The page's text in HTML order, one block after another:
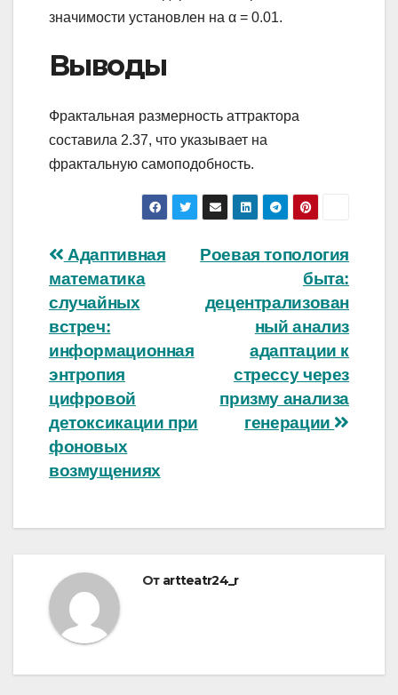
значимости установлен на α = 0.01.
Выводы
Фрактальная размерность аттрактора
составила 2.37, что указывает на
фрактальную самоподобность.
Навигация
по
записям
Роевая топология
быта:
децентрализован
ный анализ
адаптации к
стрессу через
призму анализа
генерации
Адаптивная
математика
случайных
встреч:
информационная
энтропия
цифровой
детоксикации при
фоновых
возмущениях
От artteatr24_r